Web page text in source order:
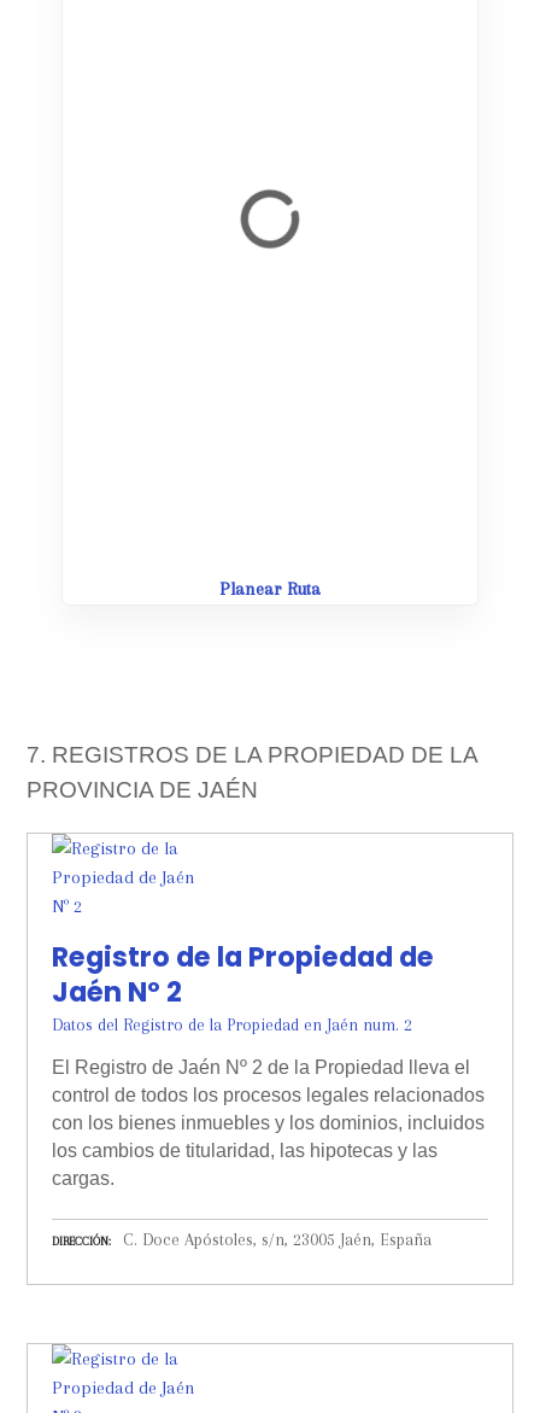
Planear Ruta
7. REGISTROS DE LA PROPIEDAD DE LA
PROVINCIA DE JAÉN
Registro de la Propiedad de
Jaén Nº 2
Datos del Registro de la Propiedad en Jaén num. 2
El Registro de Jaén Nº 2 de la Propiedad lleva el
control de todos los procesos legales relacionados
con los bienes inmuebles y los dominios, incluidos
los cambios de titularidad, las hipotecas y las
cargas.
DIRECCIÓN C. Doce Apóstoles, s/n, 23005 Jaén, España